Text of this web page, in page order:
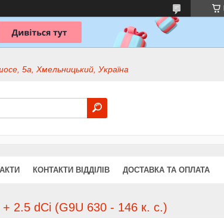
5а, Хмельницький, Україна
КОНТАКТИ ВІДДІЛІВ ДОСТАВКА ТА ОПЛАТА
2.5 dCi (G9U 630 - 146 к. с.)